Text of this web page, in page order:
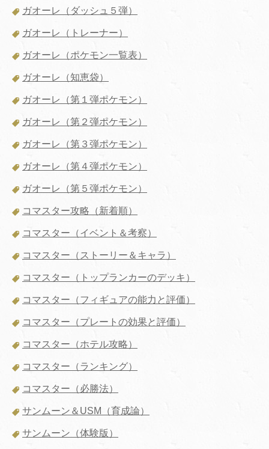
ガオーレ（ダッシュ５弾）
ガオーレ（トレーナー）
ガオーレ（ポケモン一覧表）
ガオーレ（知恵袋）
ガオーレ（第１弾ポケモン）
ガオーレ（第２弾ポケモン）
ガオーレ（第３弾ポケモン）
ガオーレ（第４弾ポケモン）
ガオーレ（第５弾ポケモン）
コマスター攻略（新着順）
コマスター（イベント＆考察）
コマスター（ストーリー＆キャラ）
コマスター（トップランカーのデッキ）
コマスター（フィギュアの能力と評価）
コマスター（プレートの効果と評価）
コマスター（ホテル攻略）
コマスター（ランキング）
コマスター（必勝法）
サンムーン＆USM（育成論）
サンムーン（体験版）